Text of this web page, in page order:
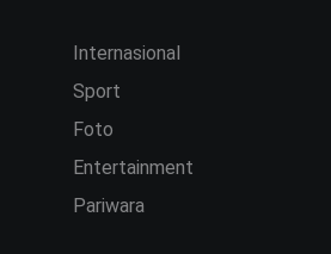
Internasional
Sport
Foto
Entertainment
Pariwara